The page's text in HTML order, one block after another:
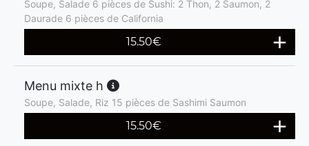
Soupe, Salade 6 pièces de Sushi: 2 Thon, 2 Saumon, 2
Daurade 6 pièces de California
15.50€
Menu mixte h
Soupe, Salade, Riz 15 pièces de Sashimi Saumon
15.50€